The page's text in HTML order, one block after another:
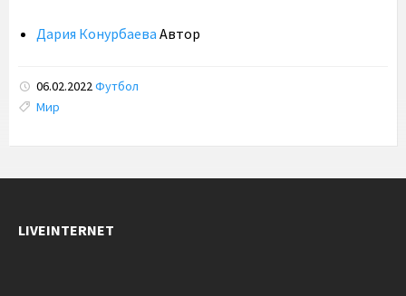
Дария Конурбаева Автор
06.02.2022Футбол
Tags:
Мир
LIVEINTERNET